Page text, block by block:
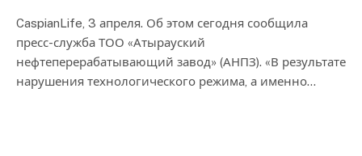
CaspianLife, 3 апреля. Об этом сегодня сообщила
пресс-служба ТОО «Атырауский
нефтеперерабатывающий завод» (АНПЗ). «В результате
нарушения технологического режима, а именно…